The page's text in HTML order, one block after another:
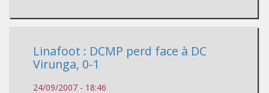
Linafoot : DCMP perd face à DC
Virunga, 0-1
24/09/2007 - 18:46